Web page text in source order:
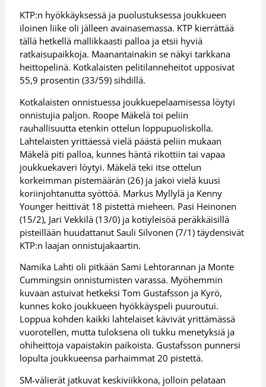
KTP:n hyökkäyksessä ja puolustuksessa joukkueen
iloinen liike oli jälleen avainasemassa. KTP kierrättää
tällä hetkellä mallikkaasti palloa ja etsii hyviä
ratkaisupaikkoja. Maanantainakin se näkyi tarkkana
heittopelinä. Kotkalaisten pelitilanneheitot upposivat
55,9 prosentin (33/59) sihdillä.
Kotkalaisten onnistuessa joukkuepelaamisessa löytyi
onnistujia paljon. Roope Mäkelä toi peliin
rauhallisuutta etenkin ottelun loppupuoliskolla.
Lahtelaisten yrittäessä vielä päästä peliin mukaan
Mäkelä piti palloa, kunnes häntä rikottiin tai vapaa
joukkuekaveri löytyi. Mäkelä teki itse ottelun
korkeimman pistemäärän (26) ja jakoi vielä kuusi
koriinjohtanutta syöttöä. Markus Myllylä ja Kenny
Younger heittivät 18 pistettä mieheen. Pasi Heinonen
(15/2), Jari Vekkilä (13/0) ja kotiyleisöä peräkkäisillä
pisteillään huudattanut Sauli Silvonen (7/1) täydensivät
KTP:n laajan onnistujakaartin.
Namika Lahti oli pitkään Sami Lehtorannan ja Monte
Cummingsin onnistumisten varassa. Myöhemmin
kuvaan astuivat hetkeksi Tom Gustafsson ja Kyrö,
kunnes koko joukkueen hyökkäyspeli puuroutui.
Loppua kohden kaikki lahtelaiset kävivät yrittämässä
vuorotellen, mutta tuloksena oli tukku menetyksiä ja
ohiheittoja vapaistakin paikoista. Gustafsson punnersi
lopulta joukkueensa parhaimmat 20 pistettä.
SM-välierät jatkuvat keskiviikkona, jolloin pelataan